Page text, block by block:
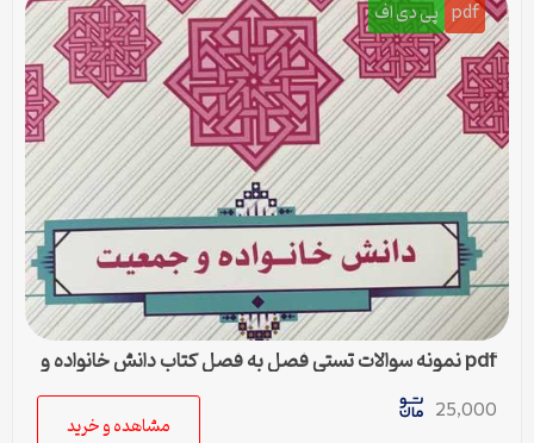
pdf پی دی اف
pdf نمونه سوالات تستی فصل به فصل کتاب دانش خانواده و
جمعیت
25,000
مشاهده و خرید